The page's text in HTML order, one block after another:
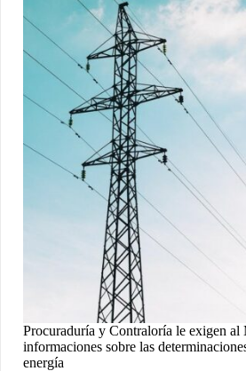
Procuraduría y Contraloría le exigen al
informaciones sobre las
energía